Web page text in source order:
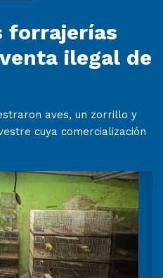
forrajerías
ilegal de
aves, un zorrillo y
cuya comercialización